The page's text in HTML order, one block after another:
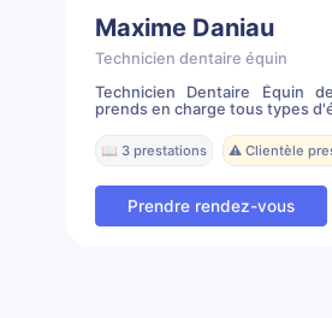
Maxime Daniau
Technicien dentaire équin
Technicien Dentaire Équin
prends en charge tous types
📖 3 prestations ⚠️ Clientèle
Prendre rendez-vous